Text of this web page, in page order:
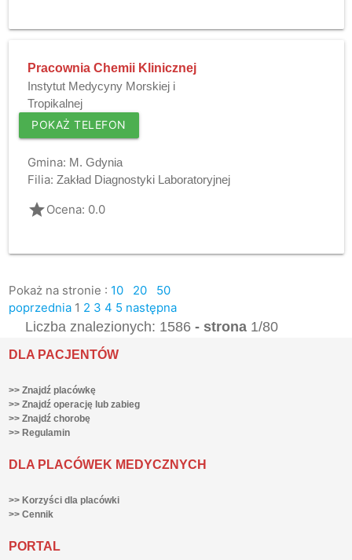
Pracownia Chemii Klinicznej
Instytut Medycyny Morskiej i
Tropikalnej
POKAŻ TELEFON
Gmina: M. Gdynia
Filia: Zakład Diagnostyki Laboratoryjnej
gradeOcena: 0.0
Pokaż na stronie : 10 20
50
poprzednia 1 2 3 4 5 następna
Liczba znalezionych: 1586- strona 1/80
DLA PACJENTÓW
>> Znajdź placówkę
>> Znajdź operację lub zabieg
>> Znajdź chorobę
>> Regulamin
DLA PLACÓWEK MEDYCZNYCH
>> Korzyści dla placówki
>> Cennik
PORTAL